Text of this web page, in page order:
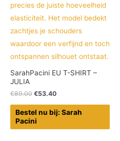
SarahPacini EU T-SHIRT –
JULIA
€89.00 €53.40
Bestel nu bij: Sarah
Pacini